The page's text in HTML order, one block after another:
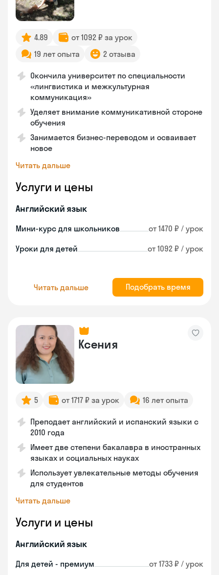
4.89
от 1092 ₽ за урок
19 лет опыта
2 отзыва
Окончила университет по специальности
«лингвистика и межкультурная
коммуникация»
Уделяет внимание коммуникативной стороне
обучения
Занимается бизнес-переводом и осваивает
новое
Читать дальше
Услуги и цены
Английский язык
Мини-курс для школьников от 1470 ₽ / урок
Уроки для детей от 1092 ₽ / урок
Читать дальше Подобрать время
Ксения
5 от 1717 ₽ за урок 16 лет опыта
Преподает английский и испанский языки с
2010 года
Имеет две степени бакалавра в иностранных
языках и социальных науках
Использует увлекательные методы обучения
для студентов
Читать дальше
Услуги и цены
Английский язык
Для детей - премиум от 1733 ₽ / урок